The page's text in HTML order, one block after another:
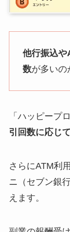
他行振込や
数が多いの
「ハッピープ
引回数に応じて
さらにATM利
ニ（セブン銀
えます。